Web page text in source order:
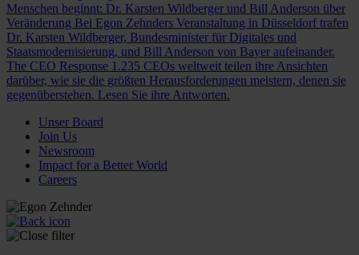
Menschen beginnt: Dr. Karsten Wildberger und Bill Anderson über
Veränderung Bei Egon Zehnders Veranstaltung in Düsseldorf trafen
Dr. Karsten Wildberger, Bundesminister für Digitales und
Staatsmodernisierung, und Bill Anderson von Bayer aufeinander.
The CEO Response 1.235 CEOs weltweit teilen ihre Ansichten
darüber, wie sie die größten Herausforderungen meistern, denen sie
gegenüberstehen. Lesen Sie ihre Antworten.
Unser Board
Join Us
Newsroom
Impact for a Better World
Careers